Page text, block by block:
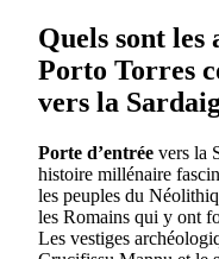
Quels sont les
Porto Torres
vers la
Porte d’entrée vers la
histoire millénaire
les peuples du
les Romains qui y ont
Les vestiges